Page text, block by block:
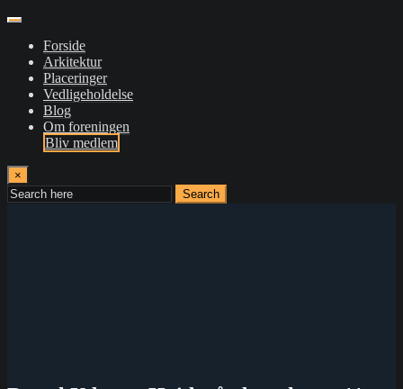
Forside
Arkitektur
Placeringer
Vedligeholdelse
Blog
Om foreningen
Bliv medlem
×
Search